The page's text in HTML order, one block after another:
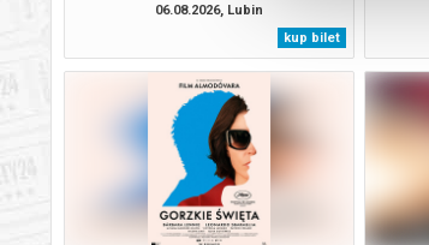
06.08.2026, Lubin
kup bilet